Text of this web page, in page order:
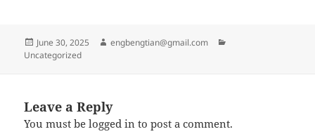
Posted
on
June 30, 2025 Author
engbengtian@gmail.com
Uncategorized
Leave a Reply
You must belogged in to post a comment.